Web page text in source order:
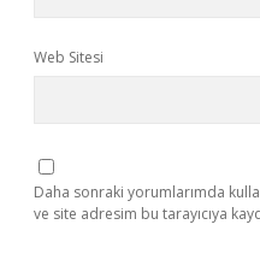
Web Sitesi
Daha sonraki yorumlarımda
ve site adresim bu tarayıcıya